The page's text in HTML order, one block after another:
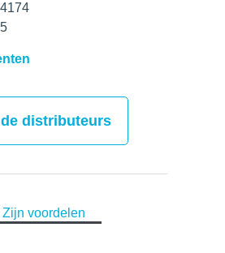
distributeurs
Zijn voordelen